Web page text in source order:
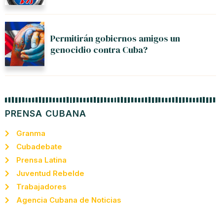
Permitirán gobiernos amigos un
genocidio contra Cuba?
PRENSA CUBANA
Granma
Cubadebate
Prensa Latina
Juventud Rebelde
Trabajadores
Agencia Cubana de Noticias